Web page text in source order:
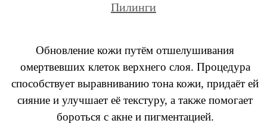
Пилинги
Обновление кожи путём отшелушивания
омертвевших клеток верхнего слоя. Процедура
способствует выравниванию тона кожи, придаёт ей
сияние и улучшает её текстуру, а также помогает
бороться с акне и пигментацией.